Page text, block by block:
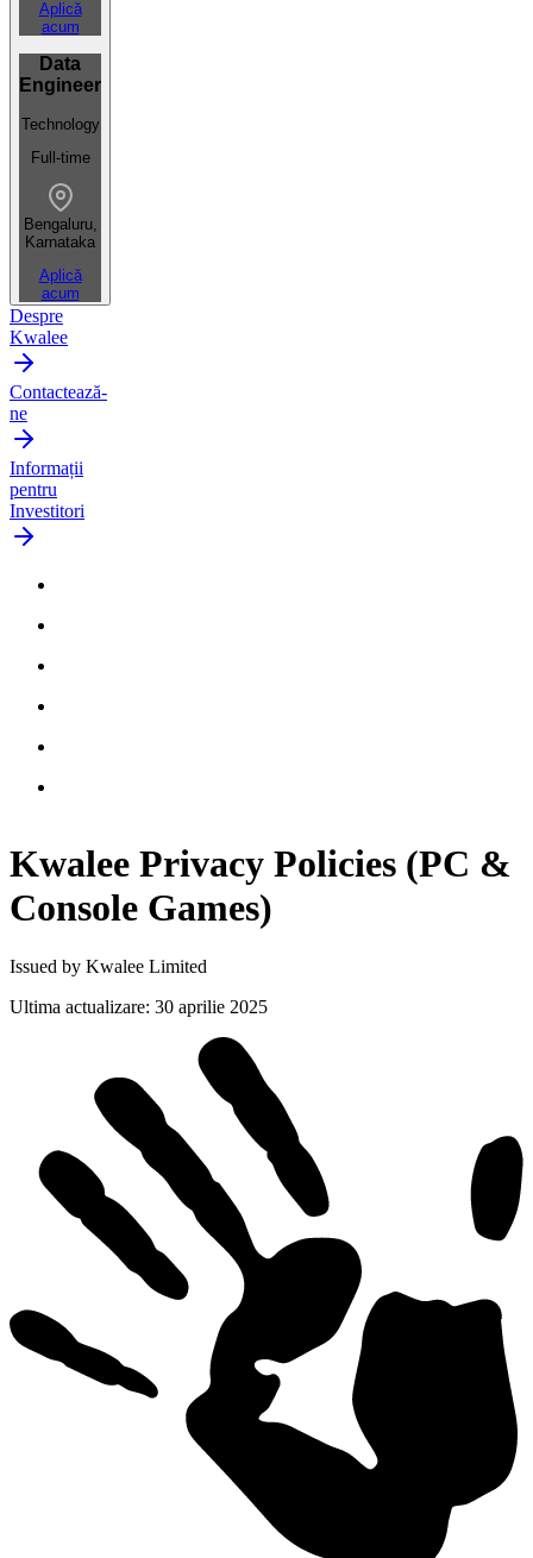
Aplică
acum
Data
Engineer
Technology
Full-time
Bengaluru,
Karnataka
Aplică
acum
Despre
Kwalee
Contactează-
ne
Informații
pentru
Investitori
Kwalee Privacy Policies (PC &
Console Games)
Issued by Kwalee Limited
Ultima actualizare: 30 aprilie 2025